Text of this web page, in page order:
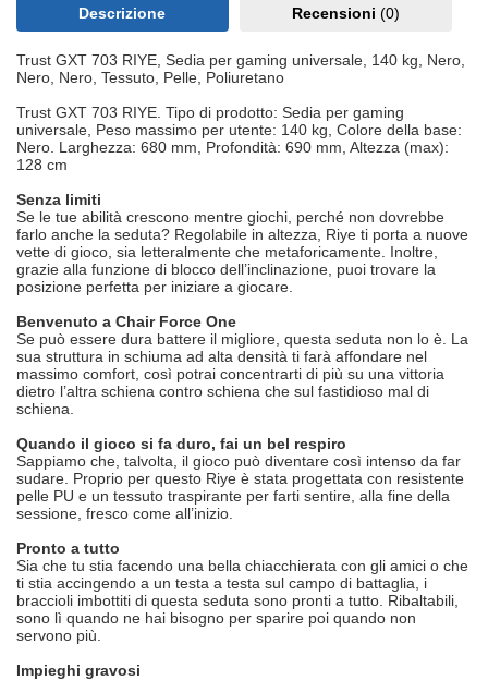
Descrizione Recensioni (0)
Trust GXT 703 RIYE, Sedia per gaming universale, 140 kg, Nero,
Nero, Nero, Tessuto, Pelle, Poliuretano
Trust GXT 703 RIYE. Tipo di prodotto: Sedia per gaming
universale, Peso massimo per utente: 140 kg, Colore della base:
Nero. Larghezza: 680 mm, Profondità: 690 mm, Altezza (max):
128 cm
Senza limiti
Se le tue abilità crescono mentre giochi, perché non dovrebbe
farlo anche la seduta? Regolabile in altezza, Riye ti porta a nuove
vette di gioco, sia letteralmente che metaforicamente. Inoltre,
grazie alla funzione di blocco dell’inclinazione, puoi trovare la
posizione perfetta per iniziare a giocare.
Benvenuto a Chair Force One
Se può essere dura battere il migliore, questa seduta non lo è. La
sua struttura in schiuma ad alta densità ti farà affondare nel
massimo comfort, così potrai concentrarti di più su una vittoria
dietro l’altra schiena contro schiena che sul fastidioso mal di
schiena.
Quando il gioco si fa duro, fai un bel respiro
Sappiamo che, talvolta, il gioco può diventare così intenso da far
sudare. Proprio per questo Riye è stata progettata con resistente
pelle PU e un tessuto traspirante per farti sentire, alla fine della
sessione, fresco come all’inizio.
Pronto a tutto
Sia che tu stia facendo una bella chiacchierata con gli amici o che
ti stia accingendo a un testa a testa sul campo di battaglia, i
braccioli imbottiti di questa seduta sono pronti a tutto. Ribaltabili,
sono lì quando ne hai bisogno per sparire poi quando non
servono più.
Impieghi gravosi